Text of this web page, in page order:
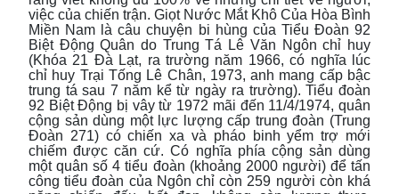
việc của chiến trận. Giọt Nước Mắt Khô Của Hòa Bình
Miền Nam là câu chuyện bi hùng của Tiểu Đoàn 92
Biệt Động Quân do Trung Tá Lê Văn Ngôn chỉ huy
(Khóa 21 Đà Lạt, ra trường năm 1966, có nghĩa lúc
chỉ huy Trại Tống Lê Chân, 1973, anh mang cấp bậc
trung tá sau 7 năm kể từ ngày ra trường). Tiểu đoàn
92 Biệt Động bị vây từ 1972 mãi đến 11/4/1974, quân
cộng sản dùng một lực lượng cấp trung đoàn (Trung
Đoàn 271) có chiến xa và pháo binh yểm trợ mới
chiếm được căn cứ. Có nghĩa phía cộng sản dùng
một quân số 4 tiểu đoàn (khoảng 2000 người) để tấn
công tiểu đoàn của Ngôn chỉ còn 259 người còn khá